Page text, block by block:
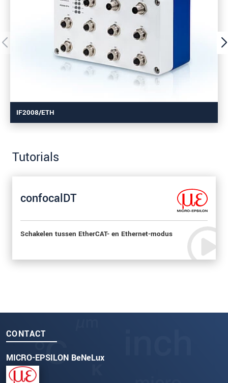
IF2008/ETH
Tutorials
confocalDT
Schakelen tussen EtherCAT- en Ethernet-modus
CONTACT
MICRO-EPSILON BeNeLux